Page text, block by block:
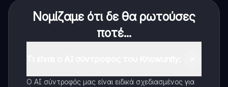
Νομίζαμε ότι δε θα ρωτούσες
ποτέ...
Ο AI σύντροφός μας είναι ειδικά σχεδιασμένος για